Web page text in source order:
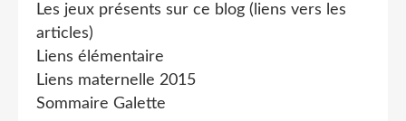
Les jeux présents sur ce blog (liens vers les
articles)
Liens élémentaire
Liens maternelle 2015
Sommaire Galette